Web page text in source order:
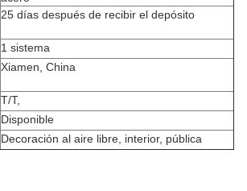
25 días después de recibir el depósito
1 sistema
Xiamen, China
T/T,
Disponible
Decoración al aire libre, interior, pública